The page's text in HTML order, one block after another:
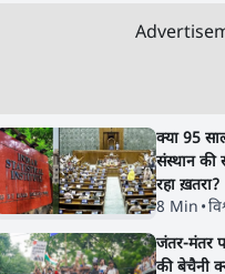
क्या 95
संस्थान की
रहा ख़तरा?
8 Min •
जंतर-मंतर
की बेचैनी